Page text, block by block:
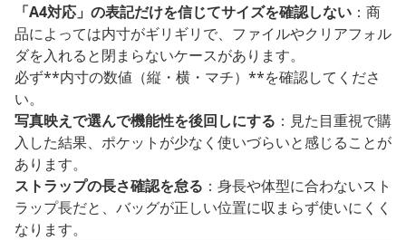
「A4対応」の表記だけを信じてサイズを確認しない ：商
品によっては内寸がギリギリで、ファイルやクリアフォル
ダを入れると閉まらないケースがあります。
必ず**内寸の数値（縦・横・マチ）**を確認してくださ
い。
写真映えで選んで機能性を後回しにする ：見た目重視で購
入した結果、ポケットが少なく使いづらいと感じることが
あります。
ストラップの長さ確認を怠る ：身長や体型に合わないスト
ラップ長だと、バッグが正しい位置に収まらず使いにくく
なります。